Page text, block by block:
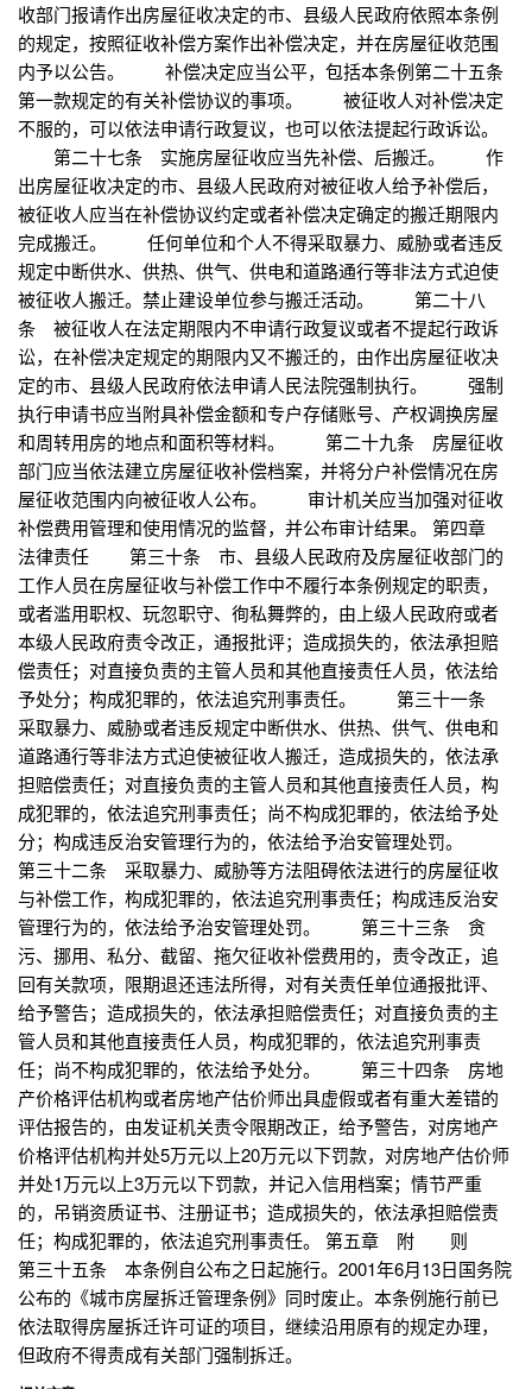
收部门报请作出房屋征收决定的市、县级人民政府依照本条例
的规定，按照征收补偿方案作出补偿决定，并在房屋征收范围
内予以公告。 补偿决定应当公平，包括本条例第二十五条
第一款规定的有关补偿协议的事项。 被征收人对补偿决定
不服的，可以依法申请行政复议，也可以依法提起行政诉讼。
第二十七条 实施房屋征收应当先补偿、后搬迁。 作
出房屋征收决定的市、县级人民政府对被征收人给予补偿后，
被征收人应当在补偿协议约定或者补偿决定确定的搬迁期限内
完成搬迁。 任何单位和个人不得采取暴力、威胁或者违反
规定中断供水、供热、供气、供电和道路通行等非法方式迫使
被征收人搬迁。禁止建设单位参与搬迁活动。 第二十八
条 被征收人在法定期限内不申请行政复议或者不提起行政诉
讼，在补偿决定规定的期限内又不搬迁的，由作出房屋征收决
定的市、县级人民政府依法申请人民法院强制执行。 强制
执行申请书应当附具补偿金额和专户存储账号、产权调换房屋
和周转用房的地点和面积等材料。 第二十九条 房屋征收
部门应当依法建立房屋征收补偿档案，并将分户补偿情况在房
屋征收范围内向被征收人公布。 审计机关应当加强对征收
补偿费用管理和使用情况的监督，并公布审计结果。 第四章
法律责任 第三十条 市、县级人民政府及房屋征收部门的
工作人员在房屋征收与补偿工作中不履行本条例规定的职责，
或者滥用职权、玩忽职守、徇私舞弊的，由上级人民政府或者
本级人民政府责令改正，通报批评；造成损失的，依法承担赔
偿责任；对直接负责的主管人员和其他直接责任人员，依法给
予处分；构成犯罪的，依法追究刑事责任。 第三十一条
采取暴力、威胁或者违反规定中断供水、供热、供气、供电和
道路通行等非法方式迫使被征收人搬迁，造成损失的，依法承
担赔偿责任；对直接负责的主管人员和其他直接责任人员，构
成犯罪的，依法追究刑事责任；尚不构成犯罪的，依法给予处
分；构成违反治安管理行为的，依法给予治安管理处罚。
第三十二条 采取暴力、威胁等方法阻碍依法进行的房屋征收
与补偿工作，构成犯罪的，依法追究刑事责任；构成违反治安
管理行为的，依法给予治安管理处罚。 第三十三条 贪
污、挪用、私分、截留、拖欠征收补偿费用的，责令改正，追
回有关款项，限期退还违法所得，对有关责任单位通报批评、
给予警告；造成损失的，依法承担赔偿责任；对直接负责的主
管人员和其他直接责任人员，构成犯罪的，依法追究刑事责
任；尚不构成犯罪的，依法给予处分。 第三十四条 房地
产价格评估机构或者房地产估价师出具虚假或者有重大差错的
评估报告的，由发证机关责令限期改正，给予警告，对房地产
价格评估机构并处5万元以上20万元以下罚款，对房地产估价师
并处1万元以上3万元以下罚款，并记入信用档案；情节严重
的，吊销资质证书、注册证书；造成损失的，依法承担赔偿责
任；构成犯罪的，依法追究刑事责任。 第五章 附 则
第三十五条 本条例自公布之日起施行。2001年6月13日国务院
公布的《城市房屋拆迁管理条例》同时废止。本条例施行前已
依法取得房屋拆迁许可证的项目，继续沿用原有的规定办理，
但政府不得责成有关部门强制拆迁。